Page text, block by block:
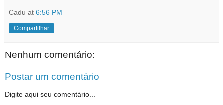
Cadu at 6:56 PM
Compartilhar
Nenhum comentário:
Postar um comentário
Digite aqui seu comentário...